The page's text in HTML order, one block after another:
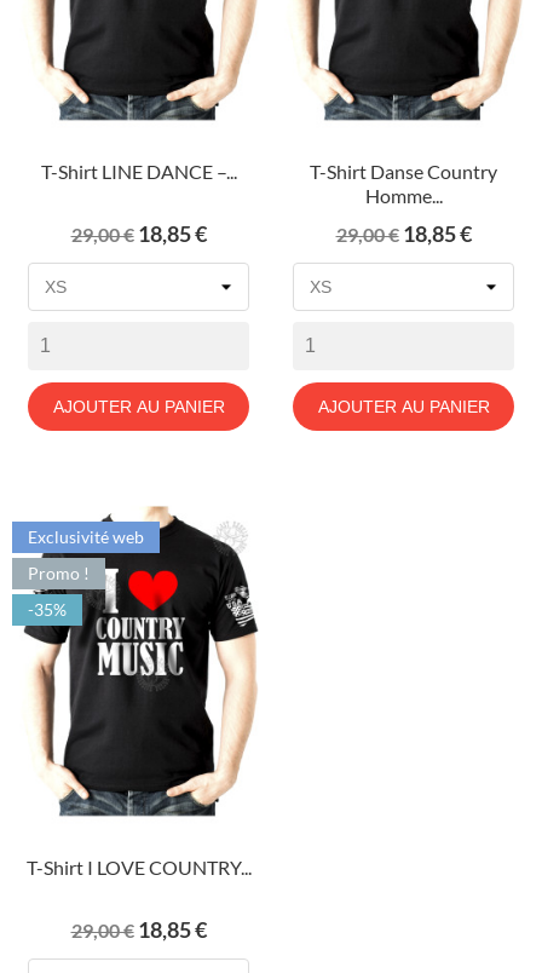
T-Shirt LINE DANCE –...
Prix
de
29,00 € Prix
18,85 €
AJOUTER AU PANIER
T-Shirt Danse Country
Homme...
Prix
de
29,00 € Prix
18,85 €
AJOUTER AU PANIER
T-Shirt I LOVE COUNTRY...
Prix
de
29,00 € Prix
18,85 €
Exclusivité web
Promo !
-35%